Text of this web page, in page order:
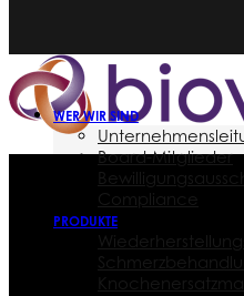
WER WIR SIND
Board-Mitglieder
Compliance
PRODUKTE